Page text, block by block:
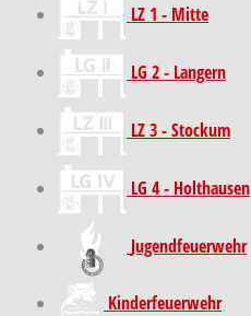
LZ 1 - Mitte
LG 2 - Langern
LZ 3 - Stockum
LG 4 - Holthausen
Jugendfeuerwehr
Kinder­feuer­wehr